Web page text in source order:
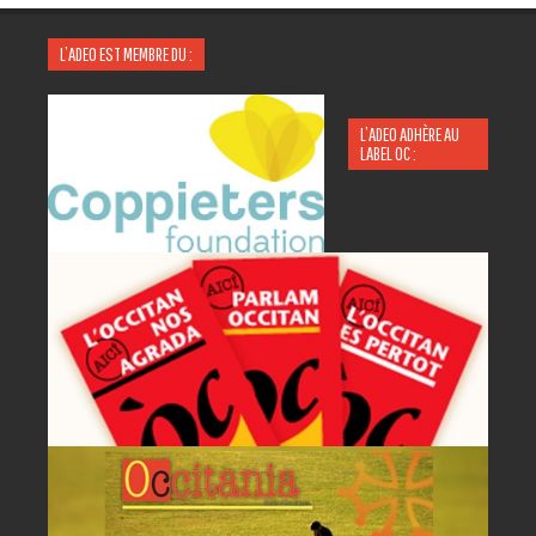
L’ADEO EST MEMBRE DU :
L’ADEO ADHÈRE AU
LABEL OC :